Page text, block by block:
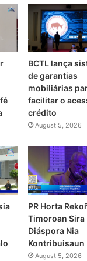
BCTL lança
de garantias
mobiliárias
facilitar o
crédito
August 5, 2026
PR Horta
Timoroan Sira
Diáspora Nia
Kontribuisaun
August 5, 2026